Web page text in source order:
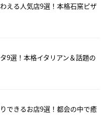
える人気店9選！本格石窯ピザ
9選！本格イタリアン＆話題の
できるお店9選！都会の中で癒